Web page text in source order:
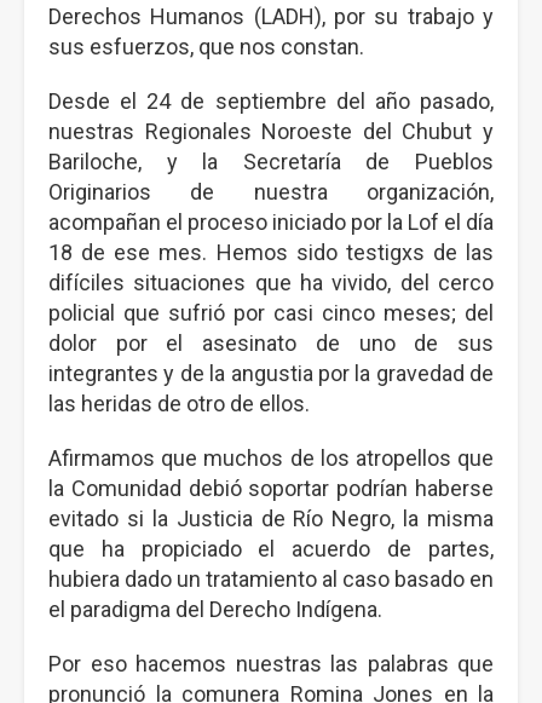
Derechos Humanos (LADH), por su trabajo y
sus esfuerzos, que nos constan.
Desde el 24 de septiembre del año pasado,
nuestras Regionales Noroeste del Chubut y
Bariloche, y la Secretaría de Pueblos
Originarios de nuestra organización,
acompañan el proceso iniciado por la Lof el día
18 de ese mes. Hemos sido testigxs de las
difíciles situaciones que ha vivido, del cerco
policial que sufrió por casi cinco meses; del
dolor por el asesinato de uno de sus
integrantes y de la angustia por la gravedad de
las heridas de otro de ellos.
Afirmamos que muchos de los atropellos que
la Comunidad debió soportar podrían haberse
evitado si la Justicia de Río Negro, la misma
que ha propiciado el acuerdo de partes,
hubiera dado un tratamiento al caso basado en
el paradigma del Derecho Indígena.
Por eso hacemos nuestras las palabras que
pronunció la comunera Romina Jones en la